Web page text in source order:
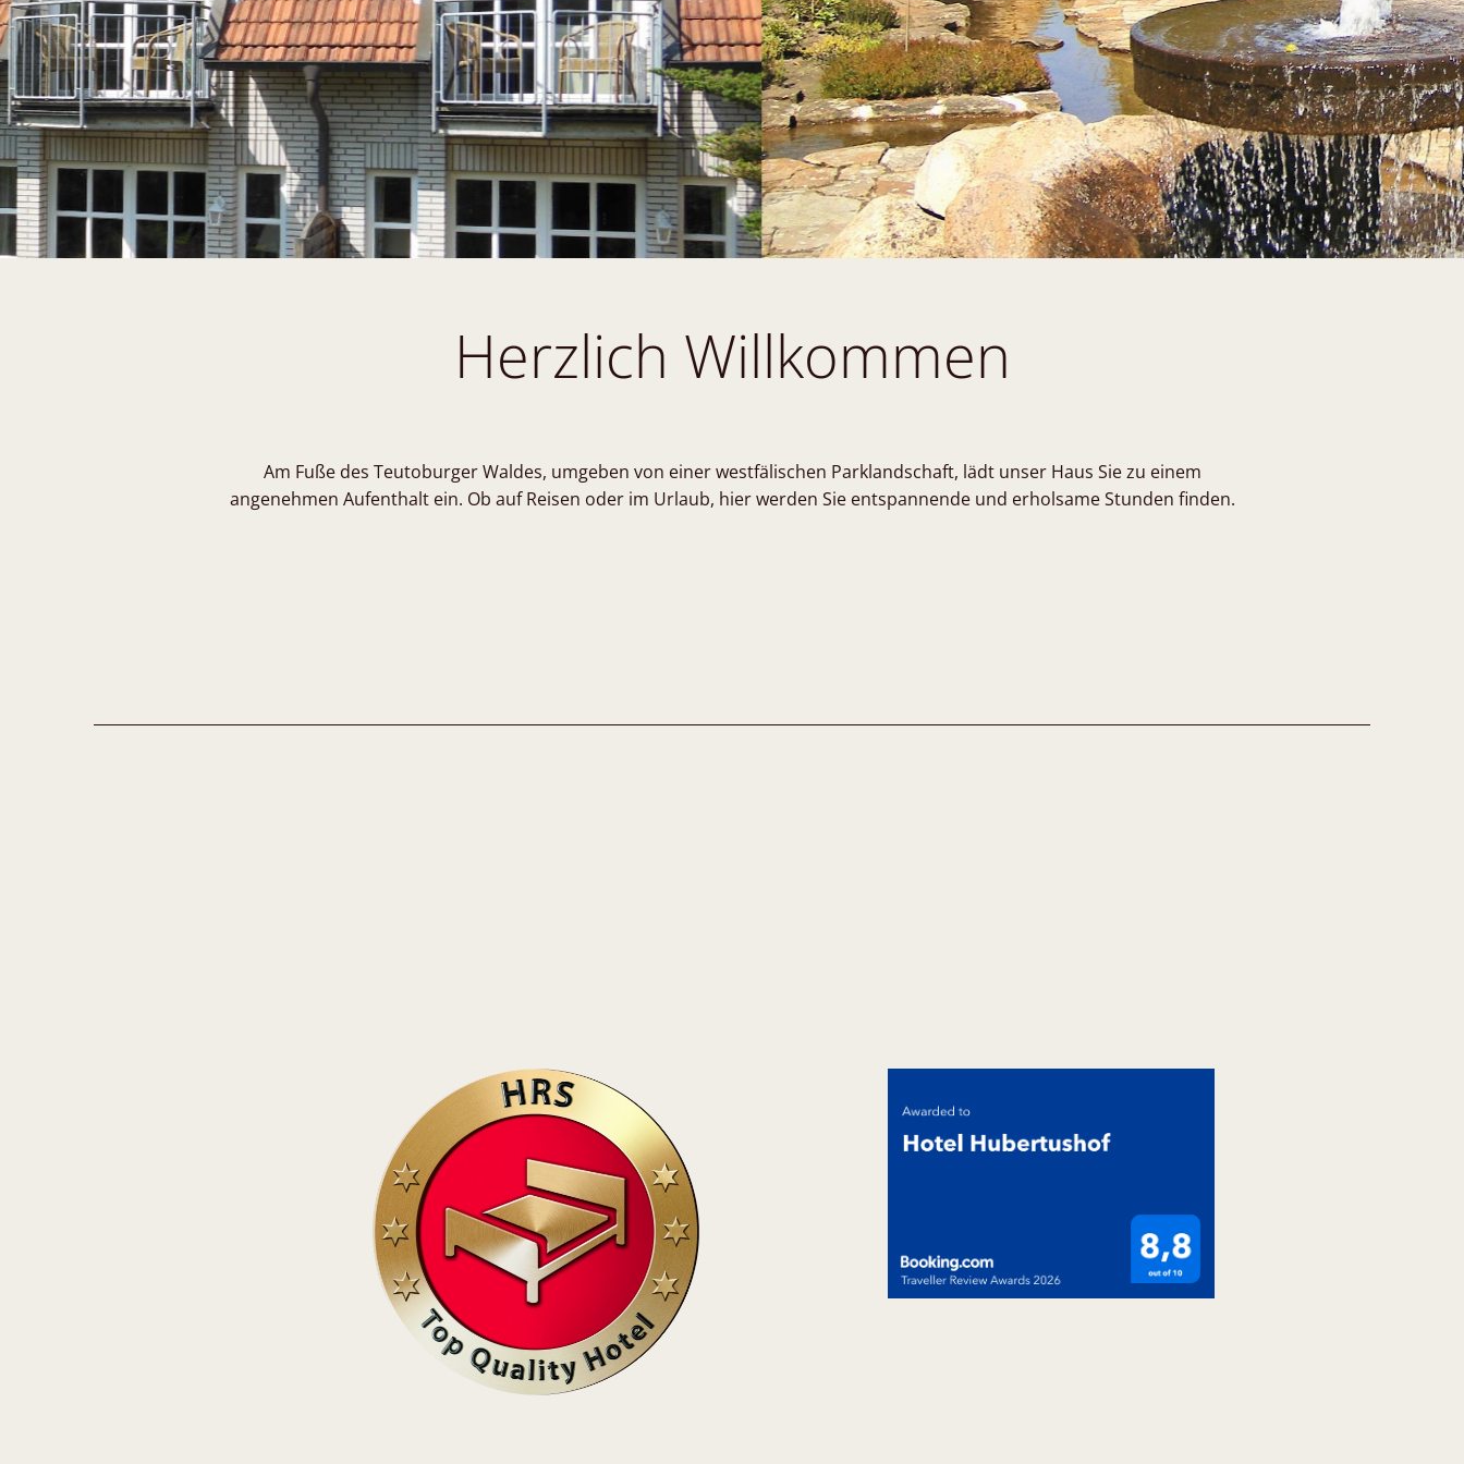
Herzlich Willkommen
Am Fuße des Teutoburger Waldes, umgeben von einer westfälischen Parklandschaft, lädt unser Haus Sie zu einem
angenehmen Aufenthalt ein. Ob auf Reisen oder im Urlaub, hier werden Sie entspannende und erholsame Stunden finden.